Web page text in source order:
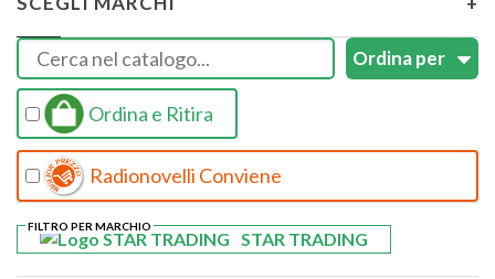
Ordina e Ritira
Radionovelli Conviene
STAR TRADING
FILTRO PER MARCHIO